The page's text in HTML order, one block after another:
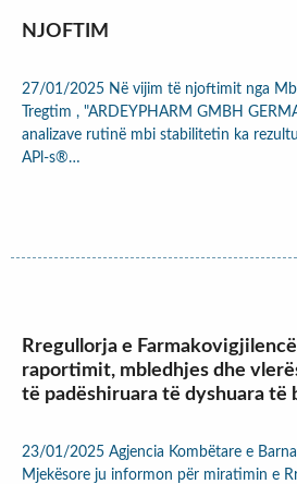
NJOFTIM
27/01/2025 Në vijim të njoftimit nga
Tregtim , "ARDEYPHARM GMBH
analizave rutinë mbi stabilitetin ka
APl-s®…
Rregullorja e
raportimit, mbledhjes dhe
të padëshiruara të dyshuara të
23/01/2025 Agjencia Kombëtare e
Mjekësore ju informon për miratimin e